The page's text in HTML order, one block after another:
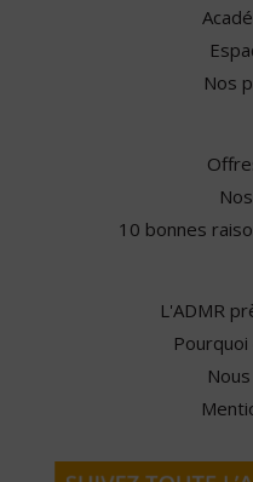
Nos
10 bonnes
L'ADMR
Pourquoi